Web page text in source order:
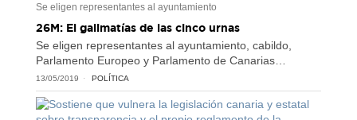
Se eligen representantes al ayuntamiento
26M: El galimatías de las cinco urnas
Se eligen representantes al ayuntamiento, cabildo,
Parlamento Europeo y Parlamento de Canarias…
13/05/2019 POLÍTICA